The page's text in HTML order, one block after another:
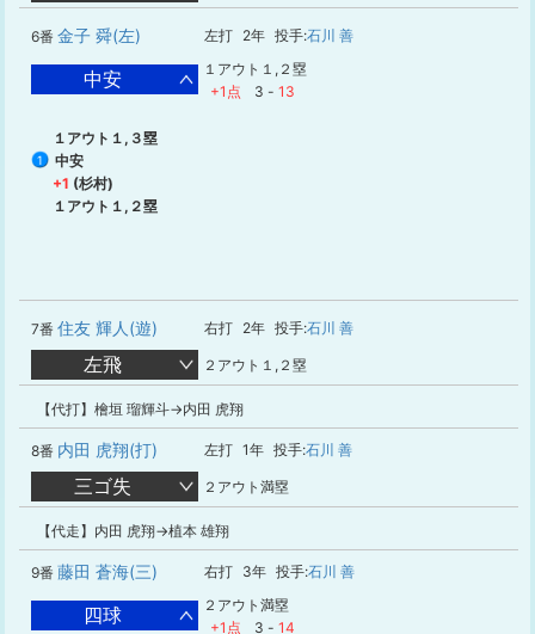
6番 金子 舜(左) 左打 2年 投手:石川 善
中安
１アウト１,２塁
+1点
3 - 13
１アウト１,３塁
1
中安
+1 (杉村)
１アウト１,２塁
7番 住友 輝人(遊) 右打 2年 投手:石川 善
左飛 ２アウト１,２塁
【代打】檜垣 瑠輝斗→内田 虎翔
8番 内田 虎翔(打) 左打 1年 投手:石川 善
三ゴ失 ２アウト満塁
【代走】内田 虎翔→植本 雄翔
9番 藤田 蒼海(三) 右打 3年 投手:石川 善
四球
２アウト満塁
+1点
3 - 14